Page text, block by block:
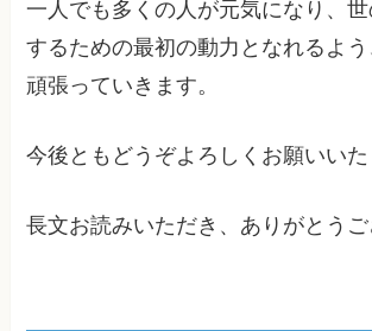
一人でも多くの人が元気になり、世
するための最初の動力となれるよ
頑張っていきます。
今後ともどうぞよろしくお願いいた
長文お読みいただき、ありがとうご